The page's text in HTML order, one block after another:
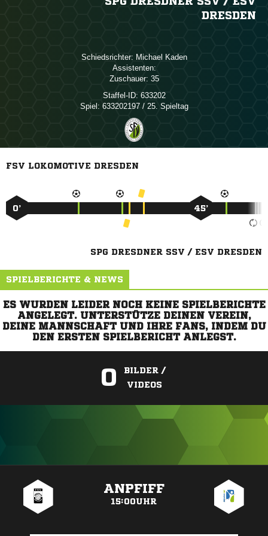
DRESDEN
Schiedsrichter:  
Assistenten:
Zuschauer: 35
Staffel-ID: 633202
Spiel: 633202197 / 25. Spieltag
FSV LOKOMOTIVE DRESDEN
0’ 45’
SPG DRESDNER SSV / ESV DRESDEN
SPIELBERICHTE & NEWS
ES WURDEN LEIDER NOCH KEINE SPIELBERICHTE
ANGELEGT. UNTERSTÜTZE DEINEN VEREIN,
DEINE MANNSCHAFT UND IHRE FANS, INDEM DU
DEN ERSTEN SPIELBERICHT ANLEGST.
0
BILDER /
VIDEOS
ANPFIFF
15:00UHR